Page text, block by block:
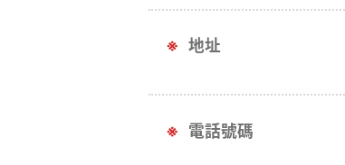
地址
電話號碼